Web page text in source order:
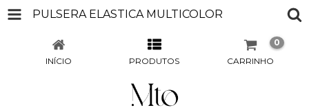
PULSERA ELASTICA MULTICOLOR
INÍCIO PRODUTOS CARRINHO
0